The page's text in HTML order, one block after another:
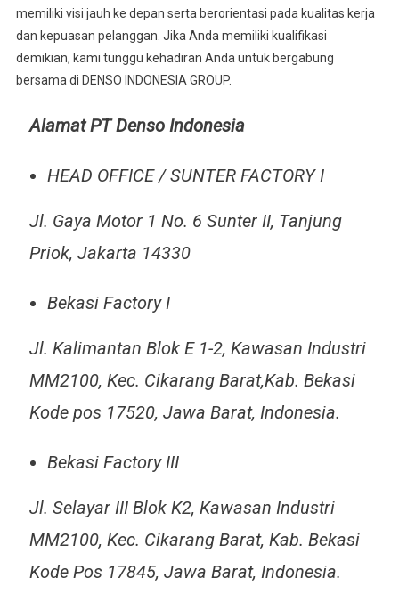
memiliki visi jauh ke depan serta berorientasi pada kualitas kerja
dan kepuasan pelanggan. Jika Anda memiliki kualifikasi
demikian, kami tunggu kehadiran Anda untuk bergabung
bersama di DENSO INDONESIA GROUP.
Alamat PT Denso Indonesia
HEAD OFFICE / SUNTER FACTORY I
Jl. Gaya Motor 1 No. 6 Sunter II, Tanjung
Priok, Jakarta 14330
Bekasi Factory I
Jl. Kalimantan Blok E 1-2, Kawasan Industri
MM2100, Kec. Cikarang Barat,Kab. Bekasi
Kode pos 17520, Jawa Barat, Indonesia.
Bekasi Factory III
Jl. Selayar III Blok K2, Kawasan Industri
MM2100, Kec. Cikarang Barat, Kab. Bekasi
Kode Pos 17845, Jawa Barat, Indonesia.